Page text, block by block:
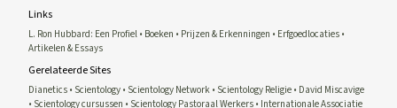
Links
L. Ron Hubbard: Een Profiel Boeken Prijzen & Erkenningen
Erfgoedlocaties
Artikelen & Essays
Gerelateerde Sites
Dianetics Scientology Scientology Network Scientology Religie David Miscavige
Scientology cursussen
Scientology Pastoraal Werkers Internationale Associatie